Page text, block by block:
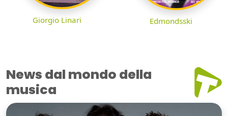
Giorgio Linari Edmondsski
News dal mondo della
musica